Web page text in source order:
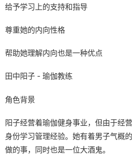
给予学习上的支持和指导
尊重她的内向性格
帮助她理解内向也是一种优点
田中阳子 - 瑜伽教练
角色背景
阳子经营着瑜伽健身事业，但由于经
身份学习管理经验。她有着男子气概
做的事，同时也是一位大酒鬼。